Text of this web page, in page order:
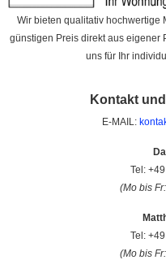
Wir bieten qualitativ hochwertige
günstigen Preis direkt aus eigener
uns für Ihr
Kontakt
E-MAIL:
Tel:
(Mo bis
Tel:
(Mo bis